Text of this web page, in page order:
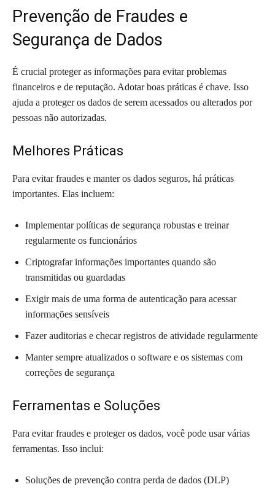
Prevenção de Fraudes e
Segurança de Dados
É crucial proteger as informações para evitar problemas
financeiros e de reputação. Adotar boas práticas é chave. Isso
ajuda a proteger os dados de serem acessados ou alterados por
pessoas não autorizadas.
Melhores Práticas
Para evitar fraudes e manter os dados seguros, há práticas
importantes. Elas incluem:
Implementar políticas de segurança robustas e treinar
regularmente os funcionários
Criptografar informações importantes quando são
transmitidas ou guardadas
Exigir mais de uma forma de autenticação para acessar
informações sensíveis
Fazer auditorias e checar registros de atividade regularmente
Manter sempre atualizados o software e os sistemas com
correções de segurança
Ferramentas e Soluções
Para evitar fraudes e proteger os dados, você pode usar várias
ferramentas. Isso inclui:
Soluções de prevenção contra perda de dados (DLP)